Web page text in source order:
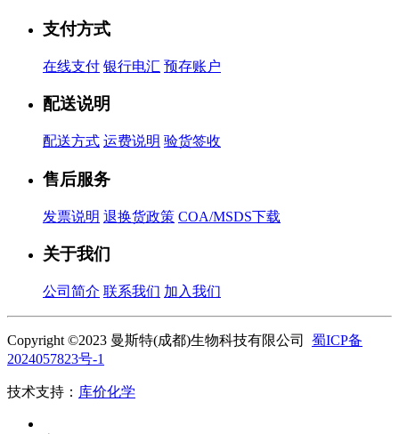
支付方式
在线支付 银行电汇 预存账户
配送说明
配送方式 运费说明 验货签收
售后服务
发票说明 退换货政策 COA/MSDS下载
关于我们
公司简介 联系我们 加入我们
Copyright ©2023 曼斯特(成都)生物科技有限公司 蜀ICP备
2024057823号-1
技术支持： 库价化学